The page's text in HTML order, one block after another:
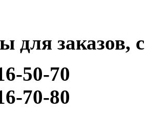
для заказов,
50-70
70-80